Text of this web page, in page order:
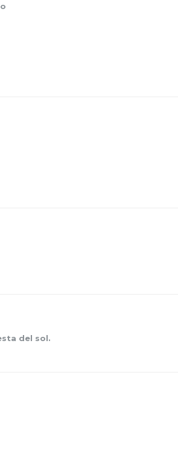
del sol.